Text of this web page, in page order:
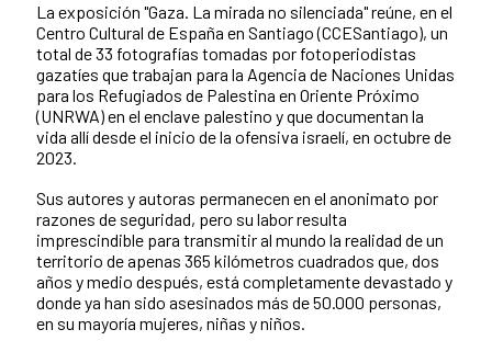
La exposición "Gaza. La mirada no silenciada" reúne, en el
Centro Cultural de España en Santiago (CCESantiago), un
total de 33 fotografías tomadas por fotoperiodistas
gazatíes que trabajan para la Agencia de Naciones Unidas
para los Refugiados de Palestina en Oriente Próximo
(UNRWA) en el enclave palestino y que documentan la
vida allí desde el inicio de la ofensiva israelí, en octubre de
2023.
Sus autores y autoras permanecen en el anonimato por
razones de seguridad, pero su labor resulta
imprescindible para transmitir al mundo la realidad de un
territorio de apenas 365 kilómetros cuadrados que, dos
años y medio después, está completamente devastado y
donde ya han sido asesinados más de 50.000 personas,
en su mayoría mujeres, niñas y niños.